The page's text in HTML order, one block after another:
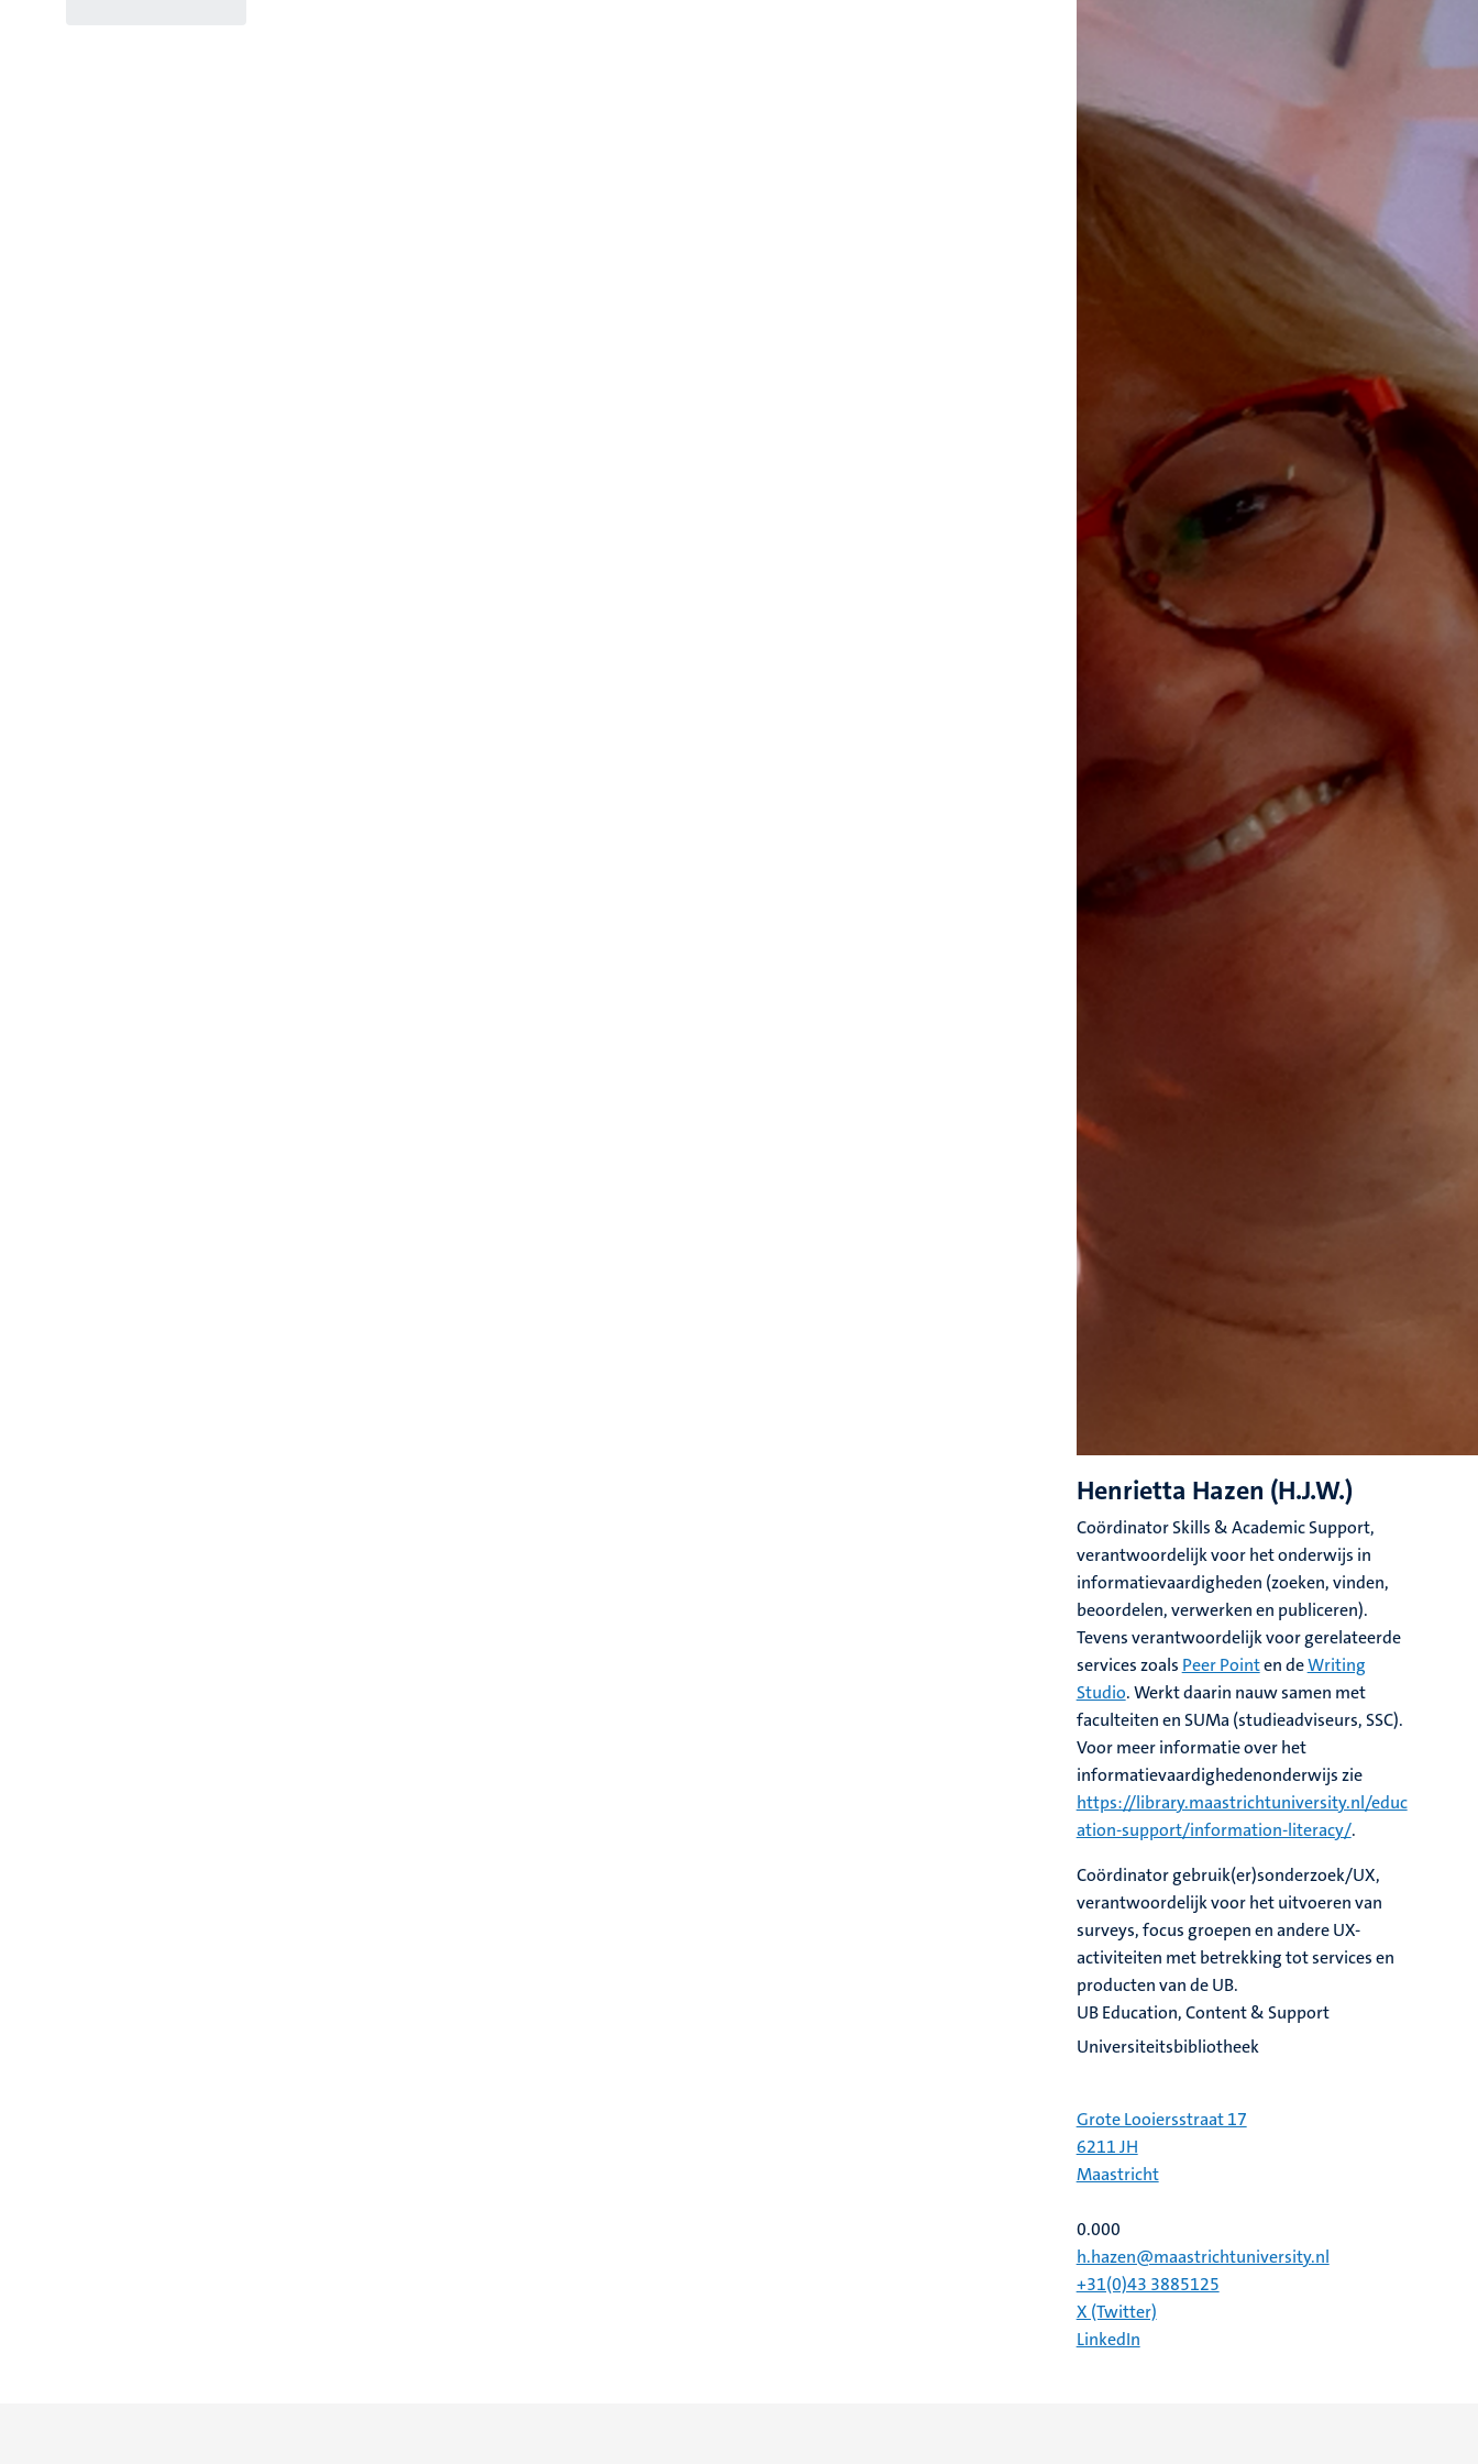
Henrietta Hazen (H.J.W.)
Coördinator Skills & Academic Support,
verantwoordelijk voor het onderwijs in
informatievaardigheden (zoeken, vinden,
beoordelen, verwerken en publiceren).
Tevens verantwoordelijk voor gerelateerde
services zoals Peer Pointen deWriting
Studio. Werkt daarin nauw samen met
faculteiten en SUMa (studieadviseurs, SSC).
Voor meer informatie over het
informatievaardighedenonderwijs zie
https://library.maastrichtuniversity.nl/educ
ation-support/information-literacy/.
Coördinator gebruik(er)sonderzoek/UX,
verantwoordelijk voor het uitvoeren van
surveys, focus groepen en andere UX-
activiteiten met betrekking tot services en
producten van de UB.
UB Education, Content & Support
Universiteitsbibliotheek
Grote Looiersstraat 17
6211 JH
Maastricht
0.000
h.hazen@maastrichtuniversity.nl
+31(0)43 3885125
X (Twitter)
LinkedIn